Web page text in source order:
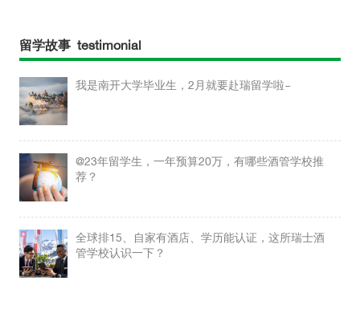
留学故事 testimonial
我是南开大学毕业生，2月就要赴瑞留学啦~
@23年留学生，一年预算20万，有哪些酒管学校推
荐？
全球排15、自家有酒店、学历能认证，这所瑞士酒
管学校认识一下？